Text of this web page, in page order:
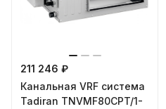
211 246 ₽
Канальная VRF система
Tadiran TNVMF80CPT/1-